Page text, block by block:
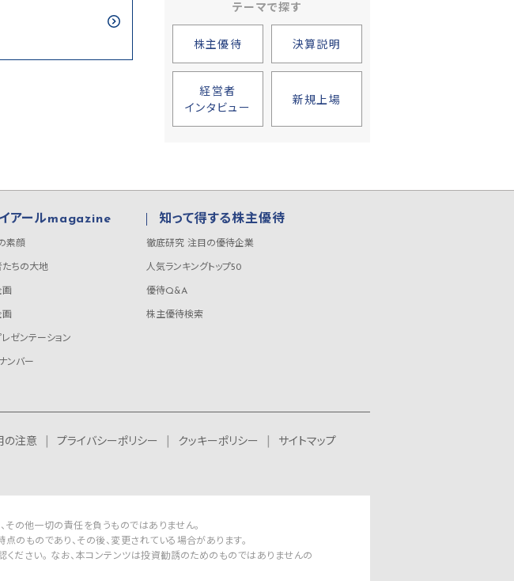
テーマで探す
株主優待 決算説明
経営者
インタビュー
新規上場
アールmagazine
素顔
たちの大地
画
ゼンテーション
ンバー
知って得する株主優待
徹底研究 注目の優待企業
人気ランキングトップ50
優待Q&A
株主優待検索
の注意 プライバシーポリシー クッキーポリシー
サイトマップ
その他一切の責任を負うものではありません。
のものであり、その後、変更されている場合があります。
ださい。 なお、本コンテンツは投資勧誘のためのものではありませんの